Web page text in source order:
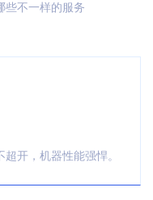
些不一样的服务
开，机器性能强悍。